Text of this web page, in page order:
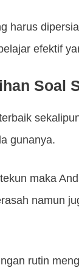
harus
efektif
Soal
gunanya.
maka
namun
rutin